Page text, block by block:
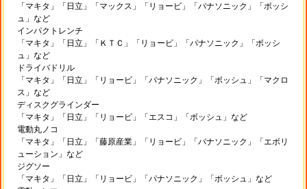
「マキタ」「日立」「マックス」「リョービ」「パナソニック」「ボッシ
ュ」など
インパクトレンチ
「マキタ」「日立」「ＫＴＣ」「リョービ」「パナソニック」「ボッシ
ュ」など
ドライバドリル
「マキタ」「日立」「リョービ」「パナソニック」「ボッシュ」「マクロ
ス」など
ディスクグラインダー
「マキタ」「日立」「リョービ」「エスコ」「ボッシュ」など
電動丸ノコ
「マキタ」「日立」「藤原産業」「リョービ」「パナソニック」「エボリ
ューション」など
ジグソー
「マキタ」「日立」「リョービ」「パナソニック」「ボッシュ」など